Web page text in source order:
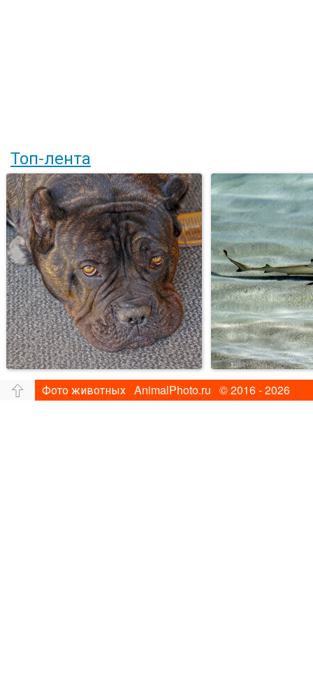
Топ-лента
Фото животных AnimalPhoto.ru © 2016 - 2026